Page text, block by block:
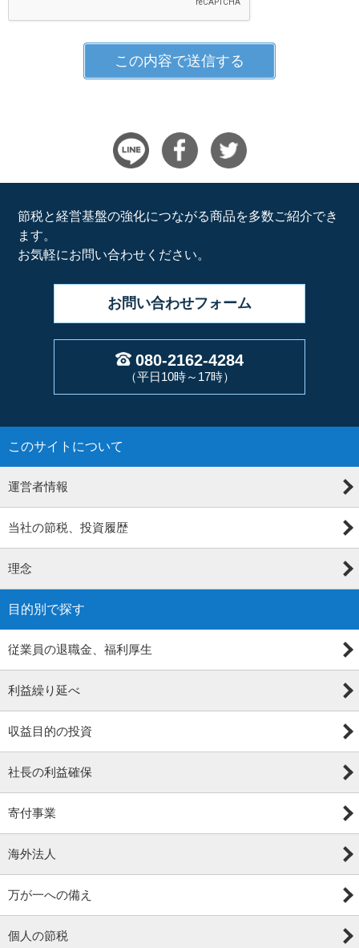
節税と経営基盤の強化につながる商品を多数ご紹介でき
ます。
お気軽にお問い合わせください。
お問い合わせフォーム
080-2162-4284
（平日10時～17時）
このサイトについて
運営者情報
当社の節税、投資履歴
理念
目的別で探す
従業員の退職金、福利厚生
利益繰り延べ
収益目的の投資
社長の利益確保
寄付事業
海外法人
万が一への備え
個人の節税